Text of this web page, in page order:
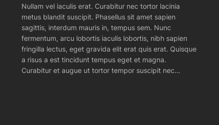
Nullam vel iaculis erat. Curabitur nec tortor lacinia
metus blandit suscipit. Phasellus sit amet sapien
sagittis, interdum mauris in, tempus sem. Nunc
fermentum, arcu lobortis iaculis lobortis, nibh sapien
fringilla lectus, eget gravida elit erat quis erat. Quisque
a risus a est tincidunt tempus eget et magna.
Curabitur et augue ut tortor tempor suscipit nec…